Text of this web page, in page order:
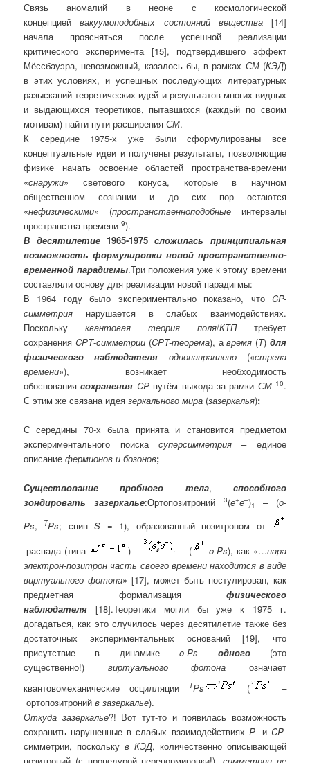
Связь аномалий в неоне с космологической
концепциейвакуумоподобных состояний вещества [14]
начала проясняться после успешной реализации
критического эксперимента [15], подтвердившего эффект
Мёссбауэра, невозможный, казалось бы, в рамках СМ (КЭД)
в этих условиях, и успешных последующих литературных
разысканий теоретических идей и результатов многих видных
и выдающихся теоретиков, пытавшихся (каждый по своим
мотивам) найти пути расширенияСМ.
К середине 1975-х уже были сформулированы все
концептуальные идеи и получены результаты, позволяющие
физике начать освоение областей пространства-времени
«снаружи» светового конуса, которые в научном
общественном сознании и до сих пор остаются
«нефизическими» (пространственноподобные интервалы
пространства-времени9).
В десятилетие 1965-1975 сложилась принципиальная
возможность формулировки новой пространственно-
временной парадигмы.Три положения уже к этому времени
составляли основу для реализации новой парадигмы:
В 1964 году было экспериментально показано, что CP-
симметрия нарушается в слабых взаимодействиях.
Посколькуквантовая теория поля/КТПтребует
сохранения CPT-симметрии(CPT-теорема), авремя (T) для
физического наблюдателя однонаправлено(«стрела
времени»), возникает необходимость
обоснованиясохранения CPпутём выхода за рамки СМ 10.
С этим же связана идеязеркального мира (зазеркалья);
С середины 70-х была принята и становится предметом
экспериментального поиска суперсимметрия – единое
описаниефермионов и бозонов;
Существование пробного тела, способного
зондировать
зазеркалье:Ортопозитроний 3(e+e–)1 – (o-
Ps, TPs; спинS = 1), образованный позитроном от
-распада (типа
) – – ( -o-Ps), как «…пара
электрон-позитрон часть своего времени находится в виде
виртуального фотона» [17], может быть постулирован, как
предметная формализация физического
наблюдателя [18].Теоретики могли бы уже к 1975 г.
догадаться, как это случилось через десятилетие также без
достаточных экспериментальных оснований [19], что
присутствие в динамикеo-Ps одного
(это
существенно!) виртуального фотона означает
квантовомеханические осцилляции
TPs (
–
ортопозитронийв зазеркалье).
Откуда зазеркалье?! Вот тут-то и появилась возможность
сохранить нарушенные в слабых взаимодействиях P- и CP-
симметрии, посколькув КЭД, количественно описывающей